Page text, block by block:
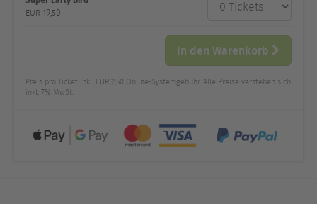
und Preis
EUR 19,50
In den Warenkorb
Preis pro Ticket inkl. EUR 2,50 Online-Systemgebühr. Alle Preise verstehen sich
inkl. 7% MwSt.